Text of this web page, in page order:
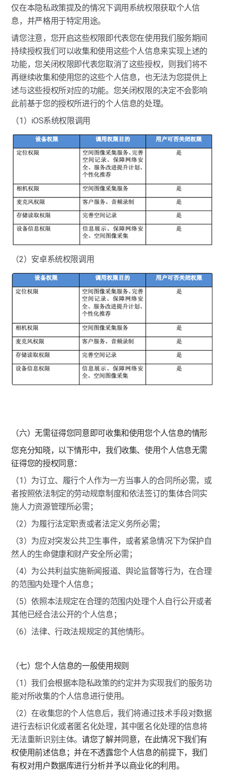
仅在本隐私政策提及的情况下调用系统权限获取个人信
息，并严格用于特定用途。
请您注意，您开启这些权限即代表您在使用我们服务期间
持续授权我们可以收集和使用这些个人信息来实现上述的
功能，您关闭权限即代表您取消了这些授权，则我们将不
再继续收集和使用您的这些个人信息，也无法为您提供上
述与这些授权所对应的功能。您关闭权限的决定不会影响
此前基于您的授权所进行的个人信息的处理。
（1）iOS系统权限调用
（2）安卓系统权限调用
（六）无需征得您同意即可收集和使用您个人信息的情形
您充分知晓，以下情形中，我们收集、使用个人信息无需
征得您的授权同意：
（1）为订立、履行个人作为一方当事人的合同所必需，或
者按照依法制定的劳动规章制度和依法签订的集体合同实
施人力资源管理所必需；
（2）为履行法定职责或者法定义务所必需；
（3）为应对突发公共卫生事件，或者紧急情况下为保护自
然人的生命健康和财产安全所必需；
（4）为公共利益实施新闻报道、舆论监督等行为，在合理
的范围内处理个人信息；
（5）依照本法规定在合理的范围内处理个人自行公开或者
其他已经合法公开的个人信息；
（6）法律、行政法规规定的其他情形。
（七）您个人信息的一般使用规则
（1）我们会根据本隐私政策的约定并为实现我们的服务功
能对所收集的个人信息进行使用。
（2）在收集您的个人信息后，我们将通过技术手段对数据
进行去标识化或者匿名化处理，其中匿名化处理的信息将
无法重新识别主体。请您了解并同意，在此情况下我们有
权使用前述信息；并在不透露您个人信息的前提下，我们
有权对用户数据库进行分析并予以商业化的利用。